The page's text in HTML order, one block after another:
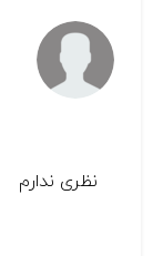
نظری ندارم